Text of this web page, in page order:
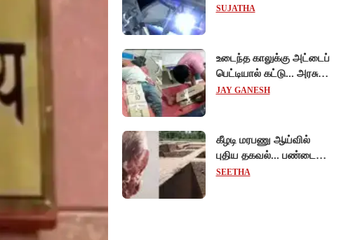
விஞ்ஞானிகள்
SUJATHA
உடைந்த காலுக்கு அட்டைப்
பெட்டியால் கட்டு... அரசு
மருத்துவமனையில்
JAY GANESH
கீழடி மரபணு ஆய்வில்
புதிய தகவல்... பண்டைய
தமிழர்கள் உணவில்
SEETHA